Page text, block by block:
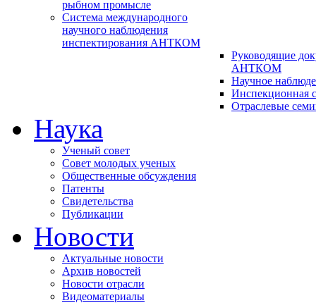
рыбном промысле
Система международного
научного наблюдения
инспектирования АНТКОМ
Руководящие
АНТКОМ
Научное
Инспекционная
Отраслевые
Наука
Ученый совет
Совет молодых ученых
Общественные обсуждения
Патенты
Свидетельства
Публикации
Новости
Актуальные новости
Архив новостей
Новости отрасли
Видеоматериалы